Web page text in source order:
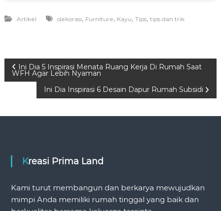
Artikel dekorasi, Furniture, Kayu, Tips, tips dan trik
P
s
n
v
Ini Dia 5 Inspirasi Menata Ruang Kerja Di Rumah Saat
WFH Agar Lebih Nyaman
Ini Dia Inspirasi 6 Desain Dapur Rumah Subsidi
Kreasi Prima Land
Kami turut membangun dan berkarya mewujudkan
mimpi Anda memiliki rumah tinggal yang baik dan